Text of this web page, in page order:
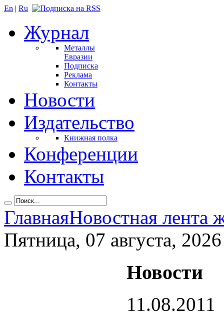
En | Ru
Журнал
Металлы
Евразии
Подписка
Реклама
Контакты
Новости
Издательство
Книжная полка
Конференции
Контакты
ГлавнаяНовостная лента
Пятница, 07 августа, 2026
Новости
11.08.2011